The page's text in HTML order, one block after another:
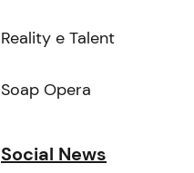
Reality e Talent
Soap Opera
Social News